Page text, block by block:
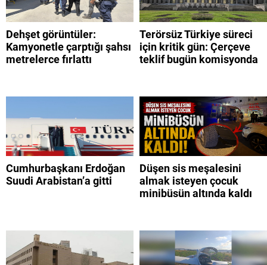
Dehşet görüntüler:
Kamyonetle çarptığı şahsı
metrelerce fırlattı
Terörsüz Türkiye süreci
için kritik gün: Çerçeve
teklif bugün komisyonda
Cumhurbaşkanı Erdoğan
Suudi Arabistan’a gitti
Düşen sis meşalesini
almak isteyen çocuk
minibüsün altında kaldı